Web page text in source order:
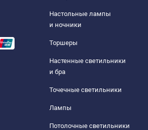
Настольные лампы
и ночники
Торшеры
Настенные светильники
и бра
Точечные светильники
Лампы
Потолочные светильники